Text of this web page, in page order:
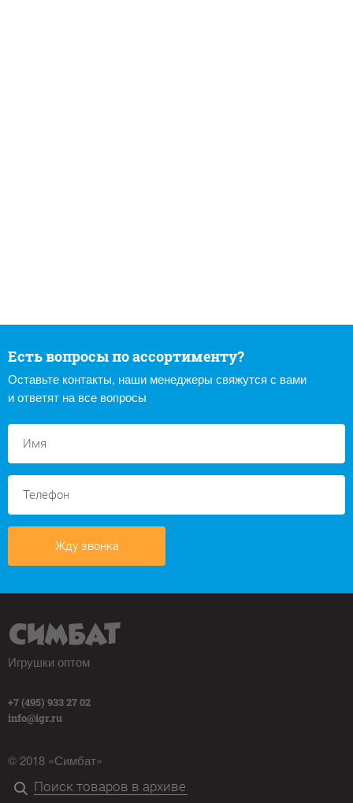
Есть вопросы по ассортименту?
Оставьте контакты, наши менеджеры свяжутся с вами
и ответят на все вопросы
Жду звонка
Игрушки оптом
+7 (495) 933 27 02
info@igr.ru
© 2018 «Симбат»